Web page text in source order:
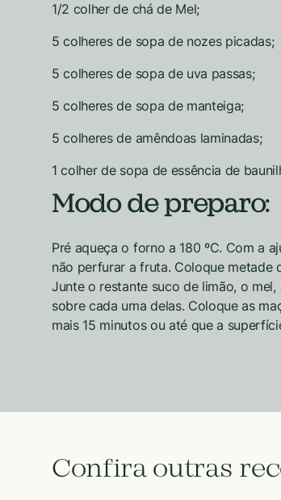
1/2 colher de chá de Mel;
5 colheres de sopa de nozes picadas;
5 colheres de sopa de uva passas;
5 colheres de sopa de manteiga;
5 colheres de amêndoas laminadas;
1 colher de sopa de essência de
Modo de preparo:
Pré aqueça o forno a 180 ºC. Com a
não perfurar a fruta. Coloque metade
Junte o restante suco de limão, o
sobre cada uma delas. Coloque as
mais 15 minutos ou até que a
Confira outras